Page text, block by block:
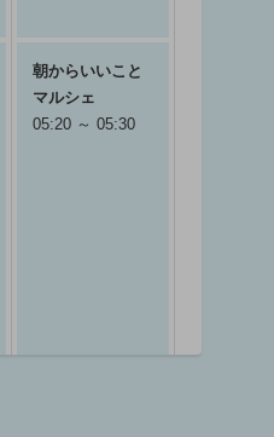
朝からいいこと
マルシェ
05:20 ～ 05:30